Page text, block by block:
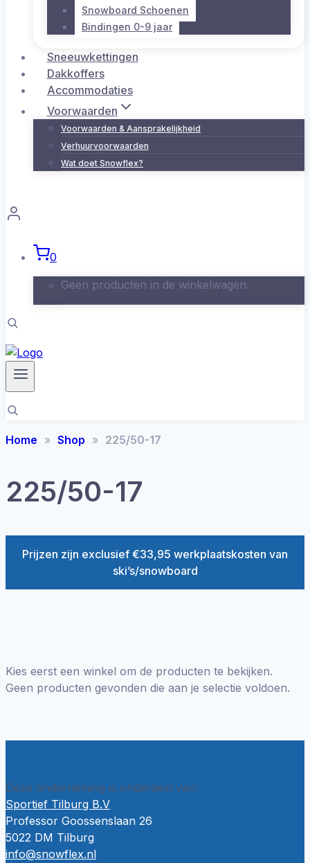
Snowboard Schoenen
Bindingen 0-9 jaar
Sneeuwkettingen
Dakkoffers
Accommodaties
Voorwaarden
Voorwaarden & Aansprakelijkheid
Verhuurvoorwaarden
Wat doet Snowflex?
0
Geen producten in de winkelwagen.
Prijzen zijn exclusief €33,95 werkplaatskosten van
ski’s/snowboard
Home Shop 225/50-17
225/50-17
Kies eerst een winkel om de producten te bekijken.
Geen producten gevonden die aan je selectie voldoen.
Deze onderneming is onderdeel van:
Sportief Tilburg B.V
Professor Goossenslaan 26
5022 DM Tilburg
info@snowflex.nl